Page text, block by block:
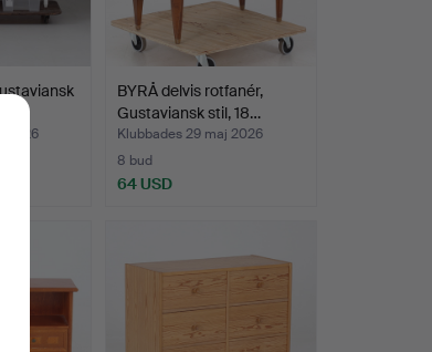
2026
BYRÅ delvis rotfanér,
Gustaviansk stil, 18…
Klubbades 29 maj 2026
8 bud
64 USD